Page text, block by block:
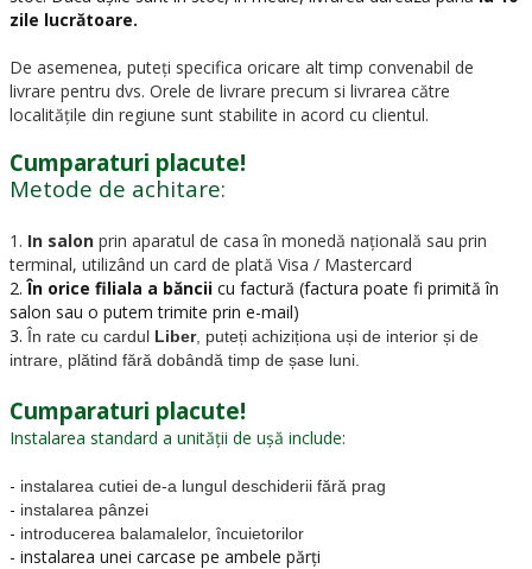
zile lucrătoare.
De asemenea, puteți specifica oricare alt timp convenabil de
livrare pentru dvs. Orele de livrare precum si livrarea către
localitățile din regiune sunt stabilite in acord cu clientul.
Cumparaturi placute!
Metode de achitare:
1. In salon prin aparatul de casa în monedă națională sau prin
terminal, utilizând un card de plată Visa / Mastercard
2.În orice filiala a băncii cu factură (factura poate fi primită în
salon sau o putem trimite prin e-mail)
3. În rate cu cardul Liber, puteți achiziționa uși de interior și de
intrare, plătind fără dobândă timp de șase luni.
Cumparaturi placute!
Instalarea standard a unității de ușă include:
- instalarea cutiei de-a lungul deschiderii fără prag
- instalarea pânzei
- introducerea balamalelor, încuietorilor
- instalarea unei carcase pe ambele părți